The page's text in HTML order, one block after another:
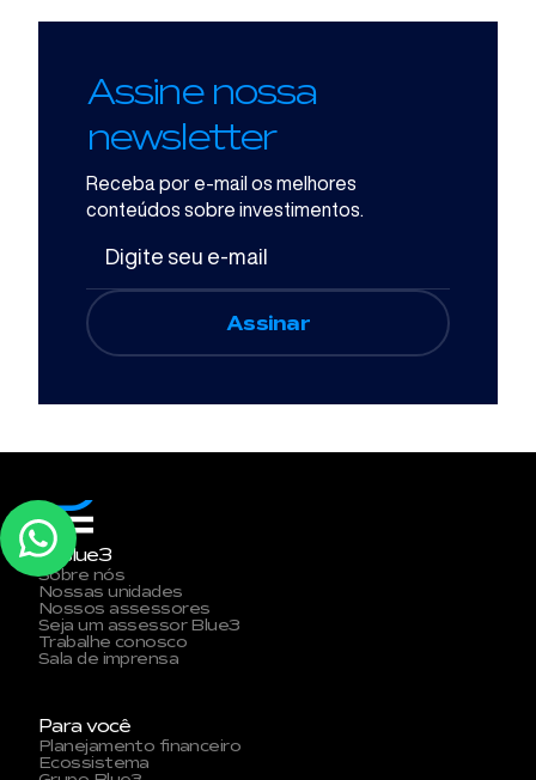
Assine nossa
newsletter
Receba por e-mail os melhores
conteúdos sobre investimentos.
A Blue3
Sobre nós
Nossas unidades
Nossos assessores
Seja um assessor Blue3
Trabalhe conosco
Sala de imprensa
Para você
Planejamento financeiro
Ecossistema